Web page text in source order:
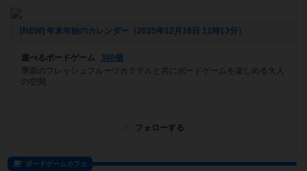
[NEW] 年末年始のカレンダー（2025年12月16日 11時13分）
遊べるボードゲーム
388個
季節のフレッシュフルーツカクテルと共にボードゲームを楽しめる大人
の空間
フォローする
ボードゲームカフェ